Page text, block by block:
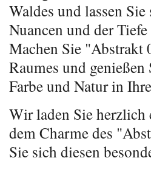
Waldes und lassen
Nuancen und der
Machen Sie
Raumes und
Farbe und Natur in
Wir laden Sie herzlich
dem Charme des
Sie sich diesen